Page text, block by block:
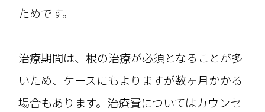
ためです。
治療期間は、根の治療が必須となることが多
いため、ケースにもよりますが数ヶ月かかる
場合もあります。治療費についてはカウンセ